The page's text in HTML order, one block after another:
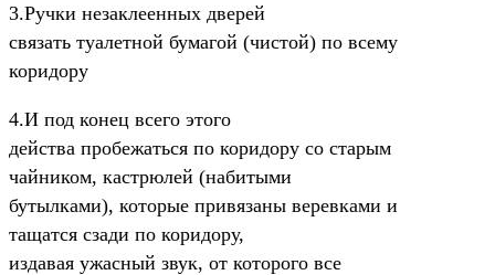
3.Ручки незаклеенных дверей
связать туалетной бумагой (чистой) по всему
коридору
4.И под конец всего этого
действа пробежаться по коридору со старым
чайником, кастрюлей (набитыми
бутылками), которые привязаны веревками и
тащатся сзади по коридору,
издавая ужасный звук, от которого все